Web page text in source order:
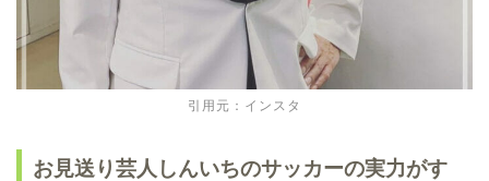
引用元：インスタ
お見送り芸人しんいちのサッカーの実力がす